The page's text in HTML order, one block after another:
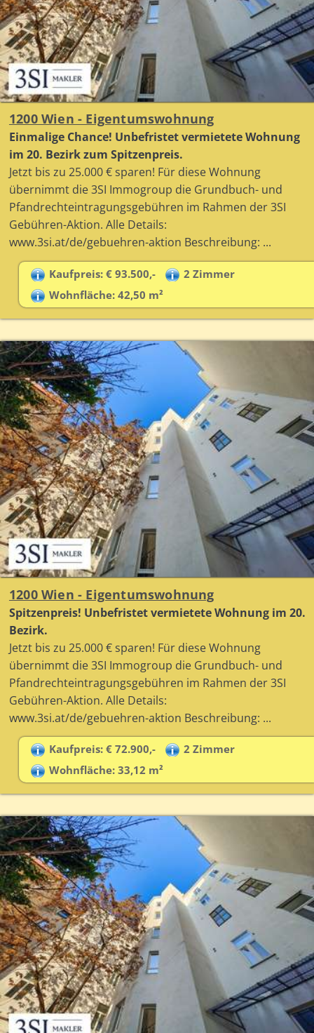
1200 Wien - Eigentumswohnung
Einmalige Chance! Unbefristet vermietete Wohnung
im 20. Bezirk zum Spitzenpreis.
Jetzt bis zu 25.000 € sparen! Für diese Wohnung
übernimmt die 3SI Immogroup die Grundbuch- und
Pfandrechteintragungsgebühren im Rahmen der 3SI
Gebühren-Aktion. Alle Details:
www.3si.at/de/gebuehren-aktion Beschreibung: ...
Kaufpreis: € 93.500,-
2 Zimmer
Wohnfläche: 42,50 m²
1200 Wien - Eigentumswohnung
Spitzenpreis! Unbefristet vermietete Wohnung im 20.
Bezirk.
Jetzt bis zu 25.000 € sparen! Für diese Wohnung
übernimmt die 3SI Immogroup die Grundbuch- und
Pfandrechteintragungsgebühren im Rahmen der 3SI
Gebühren-Aktion. Alle Details:
www.3si.at/de/gebuehren-aktion Beschreibung: ...
Kaufpreis: € 72.900,-
2 Zimmer
Wohnfläche: 33,12 m²